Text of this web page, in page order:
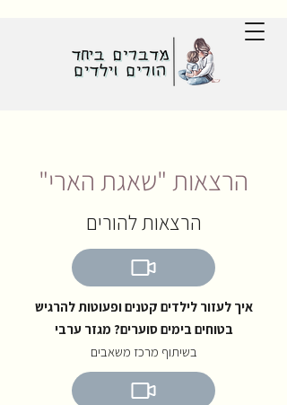
הרצאות "שאגת הארי"
הרצאות להורים
איך לעזור לילדים קטנים ופעוטות להרגיש
בטוחים בימים סוערים? מגזר ערבי
בשיתוף מרכז משאבים